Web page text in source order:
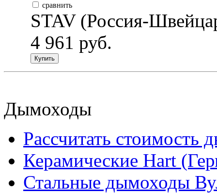
сравнить
STAV (Россия-
4 961 руб.
Купить
Дымоходы
Рассчитать стоимость
Керамические Hart
Стальные дымоходы